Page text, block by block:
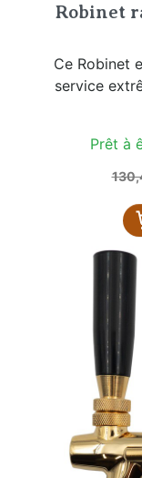
Robinet
Ce Robinet
service
Prêt à
Prix